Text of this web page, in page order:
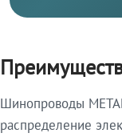
Шинопроводы
распределение